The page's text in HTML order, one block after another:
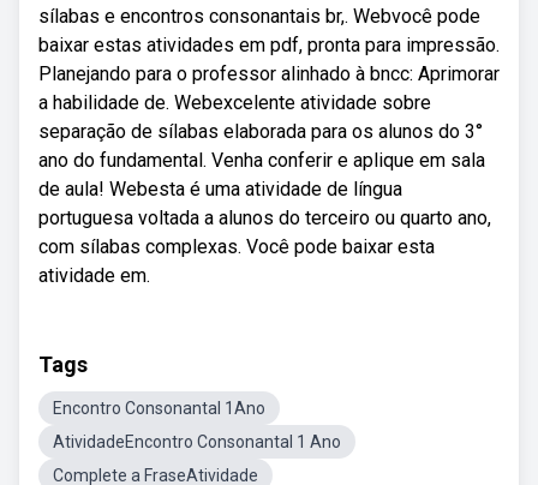
sílabas e encontros consonantais br,. Webvocê pode
baixar estas atividades em pdf, pronta para impressão.
Planejando para o professor alinhado à bncc: Aprimorar
a habilidade de. Webexcelente atividade sobre
separação de sílabas elaborada para os alunos do 3°
ano do fundamental. Venha conferir e aplique em sala
de aula! Webesta é uma atividade de língua
portuguesa voltada a alunos do terceiro ou quarto ano,
com sílabas complexas. Você pode baixar esta
atividade em.
Tags
Encontro Consonantal 1Ano
AtividadeEncontro Consonantal 1 Ano
Complete a FraseAtividade